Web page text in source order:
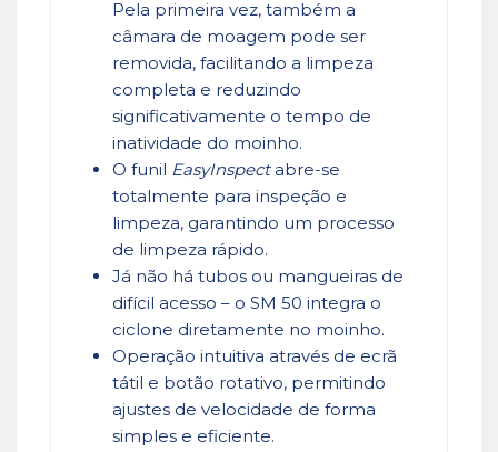
Pela primeira vez, também a
câmara de moagem pode ser
removida, facilitando a limpeza
completa e reduzindo
significativamente o tempo de
inatividade do moinho.
O funil EasyInspectabre-se
totalmente para inspeção e
limpeza, garantindo um processo
de limpeza rápido.
Já não há tubos ou mangueiras de
difícil acesso – o SM 50 integra o
ciclone diretamente no moinho.
Operação intuitiva através de ecrã
tátil e botão rotativo, permitindo
ajustes de velocidade de forma
simples e eficiente.